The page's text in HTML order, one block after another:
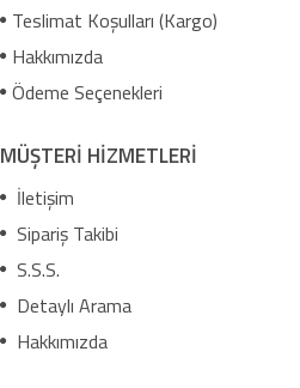
Teslimat Koşulları (Kargo)
Hakkımızda
Ödeme Seçenekleri
MÜŞTERİ HİZMETLERİ
İletişim
Sipariş Takibi
S.S.S.
Detaylı Arama
Hakkımızda